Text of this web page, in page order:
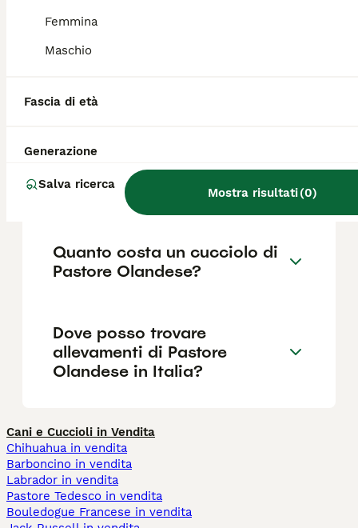
Femmina
Maschio
Fascia di età
Generazione
Salva ricerca
Mostra risultati(0)
Quali sono le differenze tra
un Pastore olandese e un
Pastore Belga Malinois?
Quanto costa un cucciolo di
Pastore Olandese?
Dove posso trovare
allevamenti di Pastore
Olandese in Italia?
Cani e Cuccioli in Vendita
Chihuahua in vendita
Barboncino in vendita
Labrador in vendita
Pastore Tedesco in vendita
Bouledogue Francese in vendita